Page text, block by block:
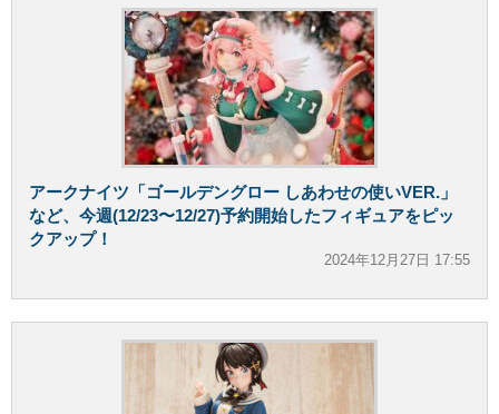
アークナイツ「ゴールデングロー しあわせの使いVER.」
など、今週(12/23〜12/27)予約開始したフィギュアをピッ
クアップ！
2024年12月27日 17:55